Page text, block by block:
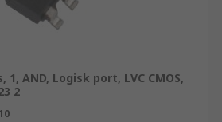
AND, Logisk port, LVC CMOS,
2